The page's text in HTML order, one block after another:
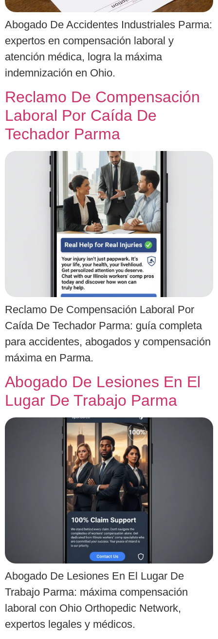
Abogado De Accidentes Industriales Parma:
expertos en compensación laboral y
atención médica, logra la máxima
indemnización en Ohio.
Reclamo De Compensación
Laboral Por Caída De
Techador Parma
Reclamo De Compensación Laboral Por
Caída De Techador Parma: guía completa
para accidentes, abogados y compensación
máxima en Parma.
Abogado De Lesiones En El
Lugar De Trabajo Parma
Abogado De Lesiones En El Lugar De
Trabajo Parma: máxima compensación
laboral con Ohio Orthopedic Network,
expertos legales y médicos.